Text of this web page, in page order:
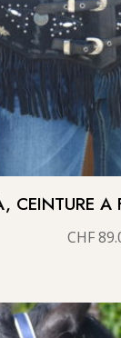
CEINTURE A
CHF